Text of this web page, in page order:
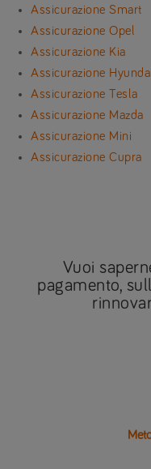
Assicurazione Smart
Assicurazione Opel
Assicurazione Kia
Assicurazione Hyundai
Assicurazione Tesla
Assicurazione Mazda
Assicurazione Mini
Assicurazione Cupra
Vuoi
pagamento,